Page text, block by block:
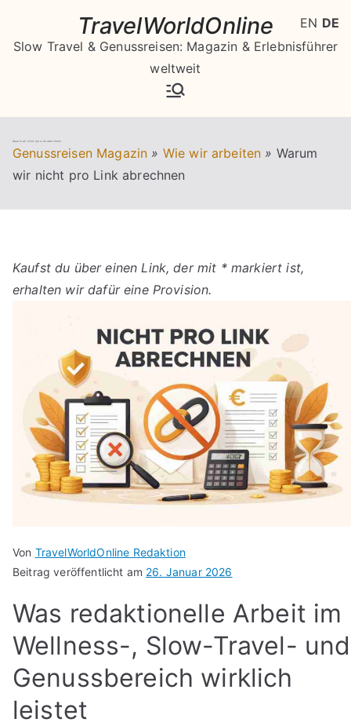
springen
TravelWorldOnline
Slow Travel & Genussreisen: Magazin & Erlebnisführer
weltweit
Warum wir nicht pro Link abrechnen
Genussreisen Magazin » Wie wir arbeiten » Warum
wir nicht pro Link abrechnen
Kaufst du über einen Link, der mit * markiert ist,
erhalten wir dafür eine Provision.
Von TravelWorldOnline Redaktion
Beitrag veröffentlicht am 26. Januar 2026
Was redaktionelle Arbeit im
Wellness-, Slow-Travel- und
Genussbereich wirklich
leistet
EN DE